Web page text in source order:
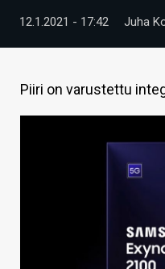
VIDEOT
TECHBBS
TIETOA
HINTA.FI
12.1.2021 - 17:42 Juha
Piiri on varustettu